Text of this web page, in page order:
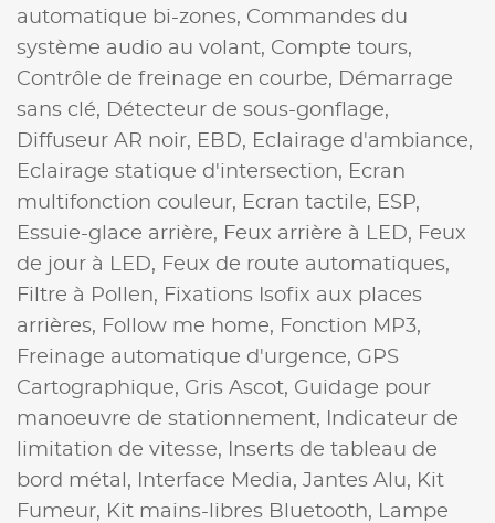
automatique bi-zones, Commandes du
système audio au volant, Compte tours,
Contrôle de freinage en courbe,
Démarrage
sans clé,
Détecteur de sous-gonflage,
Diffuseur AR noir, EBD, Eclairage d'ambiance,
Eclairage statique d'intersection, Ecran
multifonction couleur, Ecran tactile, ESP,
Essuie-glace arrière, Feux arrière à LED, Feux
de jour à LED, Feux de route automatiques,
Filtre à Pollen, Fixations Isofix aux places
arrières, Follow me home, Fonction MP3,
Freinage automatique d'urgence, GPS
Cartographique, Gris Ascot, Guidage pour
manoeuvre de stationnement,
Indicateur de
limitation de vitesse,
Inserts de tableau de
bord métal,
Interface Media, Jantes Alu, Kit
Fumeur, Kit mains-libres Bluetooth,
Lampe